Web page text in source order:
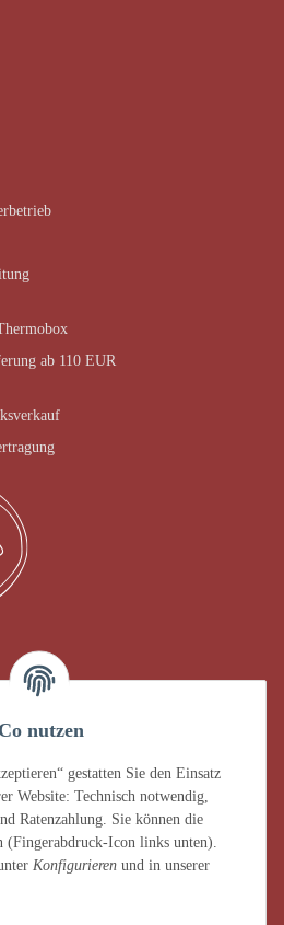
nutzen
gestatten Sie den Einsatz
Website: Technisch notwendig,
Ratenzahlung. Sie können die
(Fingerabdruck-Icon links unten).
Konfigurieren und in unserer
ab 110 EUR